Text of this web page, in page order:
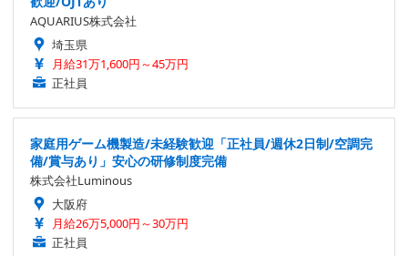
AQUARIUS株式会社
埼玉県
月給31万1,600円～45万円
正社員
家庭用ゲーム機製造/未経験歓迎「正社員/週休2日制/空調完
備/賞与あり」安心の研修制度完備
株式会社Luminous
大阪府
月給26万5,000円～30万円
正社員